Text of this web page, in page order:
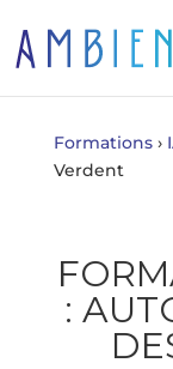
Formations ›
Verdent
: